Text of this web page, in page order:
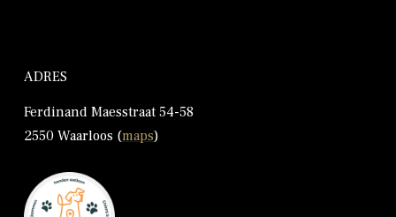
ADRES
Ferdinand Maesstraat 54-58
2550 Waarloos (maps)